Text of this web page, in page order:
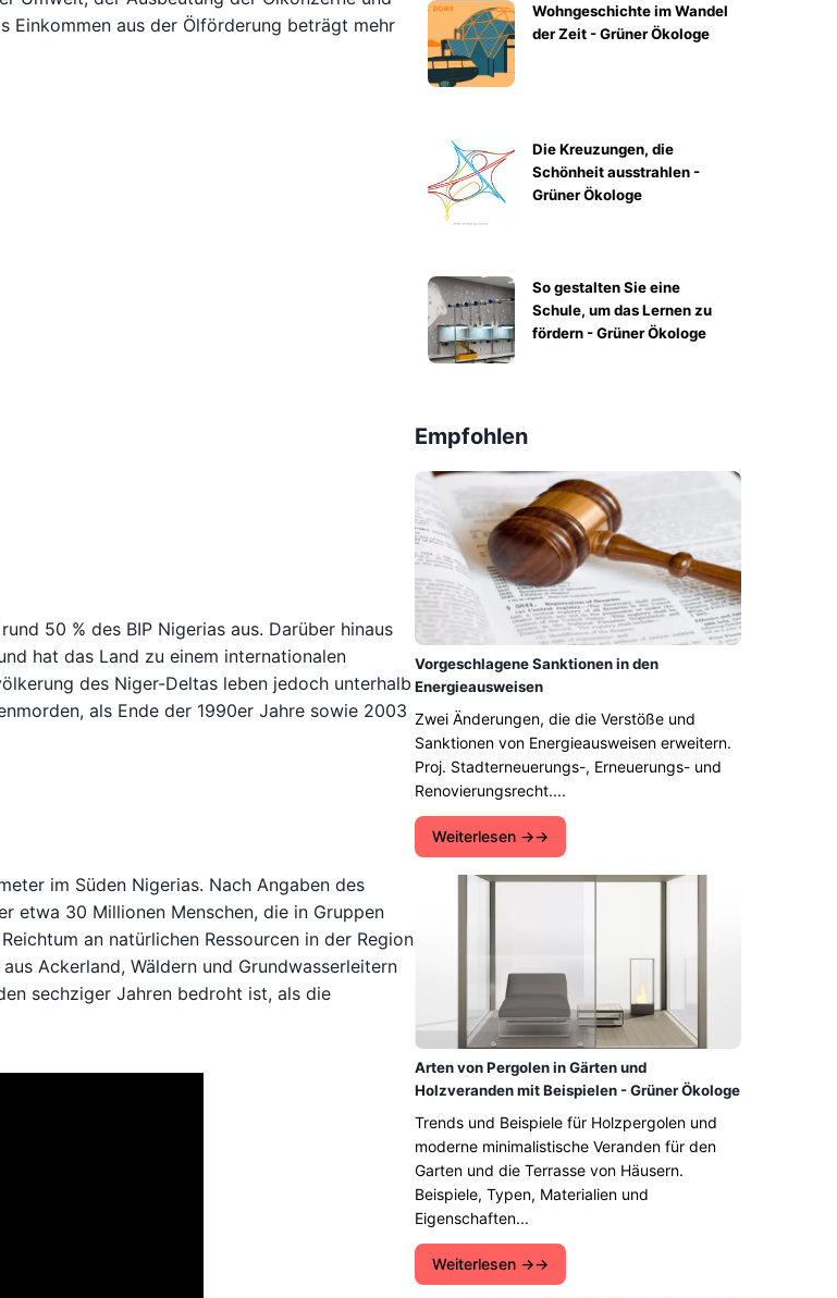
Einkommen aus der Ölförderung beträgt mehr
50 % des BIP Nigerias aus. Darüber hinaus
hat das Land zu einem internationalen
des Niger-Deltas leben jedoch unterhalb
als Ende der 1990er Jahre sowie 2003
im Süden Nigerias. Nach Angaben des
etwa 30 Millionen Menschen, die in Gruppen
an natürlichen Ressourcen in der Region
Ackerland, Wäldern und Grundwasserleitern
sechziger Jahren bedroht ist, als die
Wohngeschichte im Wandel
der Zeit - Grüner Ökologe
Die Kreuzungen, die
Schönheit ausstrahlen -
Grüner Ökologe
So gestalten Sie eine
Schule, um das Lernen zu
fördern - Grüner Ökologe
Empfohlen
Vorgeschlagene Sanktionen in den
Energieausweisen
Zwei Änderungen, die die Verstöße und
Sanktionen von Energieausweisen erweitern.
Proj. Stadterneuerungs-, Erneuerungs- und
Renovierungsrecht....
Weiterlesen →
Arten von Pergolen in Gärten und
Holzveranden mit Beispielen - Grüner Ökologe
Trends und Beispiele für Holzpergolen und
moderne minimalistische Veranden für den
Garten und die Terrasse von Häusern.
Beispiele, Typen, Materialien und
Eigenschaften...
Weiterlesen →